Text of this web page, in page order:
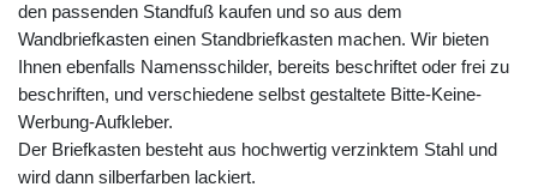
den passenden Standfuß kaufen und so aus dem
Wandbriefkasten einen Standbriefkasten machen. Wir bieten
Ihnen ebenfalls Namensschilder, bereits beschriftet oder frei zu
beschriften, und verschiedene selbst gestaltete Bitte-Keine-
Werbung-Aufkleber.
Der Briefkasten besteht aus hochwertig verzinktem Stahl und
wird dann silberfarben lackiert.